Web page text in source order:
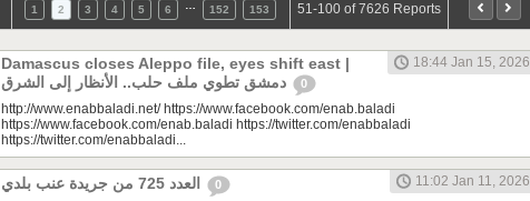
1 2 3 4 5 6 152 153 51-100 of 7626 Reports
Damascus closes Aleppo file, eyes shift east |
0
18:44 Jan 15, 2026
http://www.enabbaladi.net/ https://www.facebook.com/enab.baladi
https://www.facebook.com/enab.baladi https://twitter.com/enabbaladi
https://twitter.com/enabbaladi...
0
11:02 Jan 11, 2026